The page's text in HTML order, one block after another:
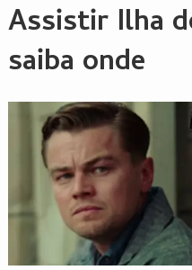
Assistir Ilha
saiba onde